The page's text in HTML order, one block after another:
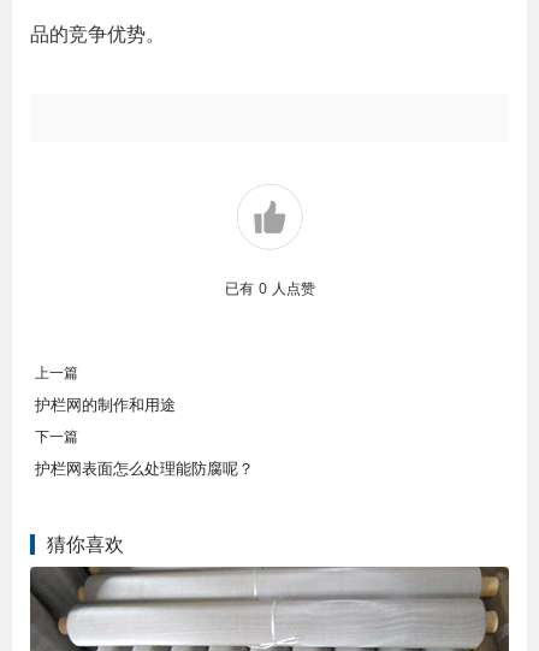
品的竞争优势。
已有 0 人点赞
上一篇
护栏网的制作和用途
下一篇
护栏网表面怎么处理能防腐呢？
猜你喜欢